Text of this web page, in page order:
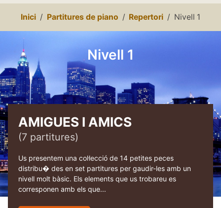
Inici
Presentació
Partitures
child
menu
Material didàctic
child
menu
Repertori
child
menu
Nivell 1
Nivell 2
Inici Partitures de piano Repertori Nivell 1
Nivell 1
AMIGUES I AMICS
(7 partitures)
Us presentem una col·lecció de 14 petites peces
distribu� des en set partitures per gaudir-les amb un
nivell molt bàsic. Els elements que us trobareu es
corresponen amb els que...